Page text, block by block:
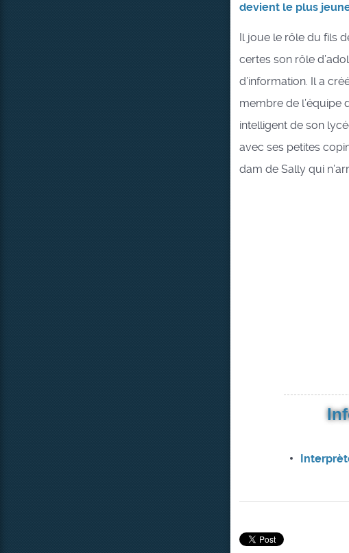
devient le plus
Il joue le rôle du fils
certes son rôle
d’information. Il a
membre de l’équipe
intelligent de son
avec ses petites
dam de Sally qui